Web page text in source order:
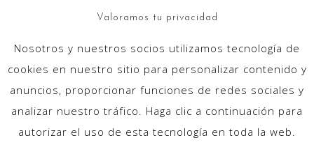
info@sdgmusicministry.com
Valoramos tu privacidad
Nosotros y nuestros socios utilizamos tecnología de
cookies en nuestro sitio para personalizar contenido y
anuncios, proporcionar funciones de redes sociales y
analizar nuestro tráfico. Haga clic a continuación para
autorizar el uso de esta tecnología en toda la web.